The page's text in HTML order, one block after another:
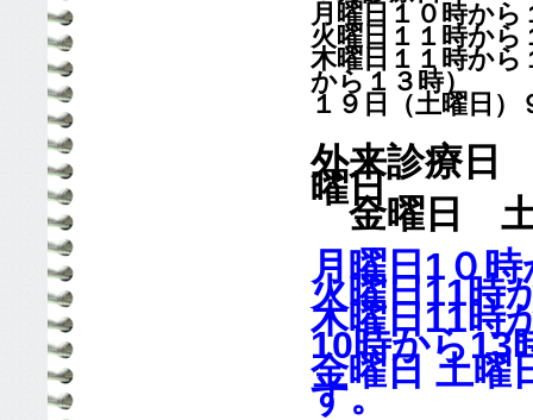
月曜日１０時から
火曜日１１時から
木曜日１１時から
から１３時）
１９日（土曜日
外来診療日
曜日
金曜日 土
月曜日1０
火曜日11
木曜日11時
10時から
金曜日 土曜
す。